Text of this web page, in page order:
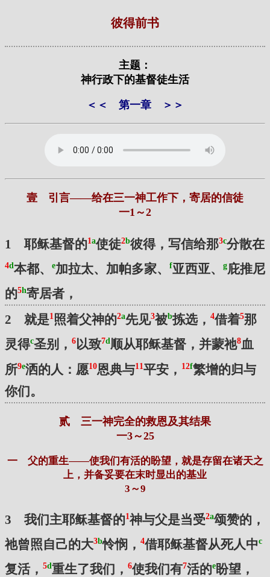
彼得前书
主题：
神行政下的基督徒生活
＜＜ 第一章 ＞＞
壹 引言——给在三一神工作下，寄居的信徒
一1～2
1 耶稣基督的1a使徒2b彼得，写信给那3c分散在
4d本都、 e加拉太、加帕多家、 f亚西亚、 g庇推尼
的5h寄居者，
2 就是1照着父神的2a先见3被b拣选， 4借着5那
灵得c圣别， 6以致7d顺从耶稣基督，并蒙祂8血
所9e洒的人：愿10恩典与11平安， 12f繁增的归与
你们。
贰 三一神完全的救恩及其结果
一3～25
一 父的重生——使我们有活的盼望，就是存留在诸天之
上，并备妥要在末时显出的基业
3～9
3 我们主耶稣基督的1神与父是当受2a颂赞的，
祂曾照自己的大3b怜悯， 4借耶稣基督从死人中c
复活， 5d 重生了我们， 6使我们有7活的e 盼望，